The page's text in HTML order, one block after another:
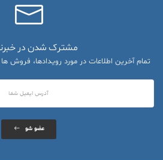
مشترک شدن در
تمام آخرین اطلاعات در مورد رویدادها، فروش
عضو شو